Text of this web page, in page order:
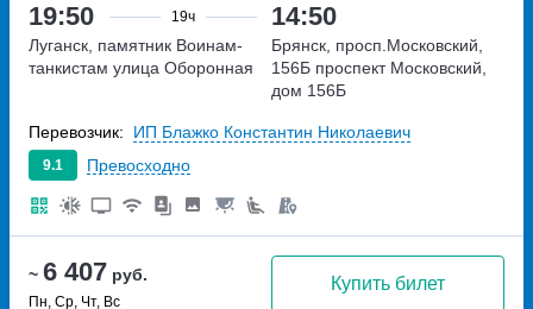
19:50 19ч 14:50
~ 6 407 руб.
Пн, Ср, Чт, Вс
Купить билет
Луганск, памятник Воинам-
танкистам улица Оборонная
Брянск, просп.Московский,
156Б проспект Московский,
дом 156Б
9.1 Превосходно
Перевозчик: ИП Блажко Константин Николаевич